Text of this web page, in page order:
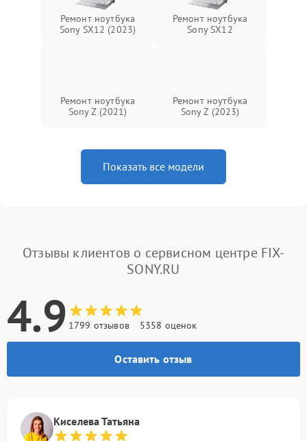
Ремонт ноутбука
Sony SX12 (2023)
Ремонт ноутбука
Sony SX12
Ремонт ноутбука
Sony Z (2021)
Ремонт ноутбука
Sony Z (2023)
Показать все модели
Отзывы клиентов о сервисном центре FIX-
SONY.RU
4.9 1799 отзывов 5358 оценок
Оставить отзыв
Киселева Татьяна